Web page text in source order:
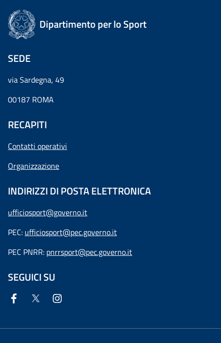
Dipartimento per lo Sport
SEDE
via Sardegna, 49
00187 ROMA
RECAPITI
Contatti operativi
Organizzazione
INDIRIZZI DI POSTA ELETTRONICA
ufficiosport@governo.it
PEC: ufficiosport@pec.governo.it
PEC PNRR: pnrrsport@pec.governo.it
SEGUICI SU